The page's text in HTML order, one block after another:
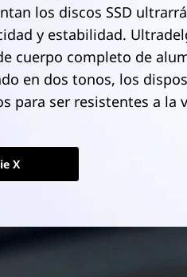
los discos SSD
y estabilidad.
cuerpo completo de
en dos tonos, los
para ser resistentes a la
X